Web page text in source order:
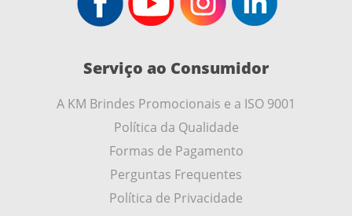
Serviço ao Consumidor
A KM Brindes Promocionais e a ISO 9001
Política da Qualidade
Formas de Pagamento
Perguntas Frequentes
Política de Privacidade